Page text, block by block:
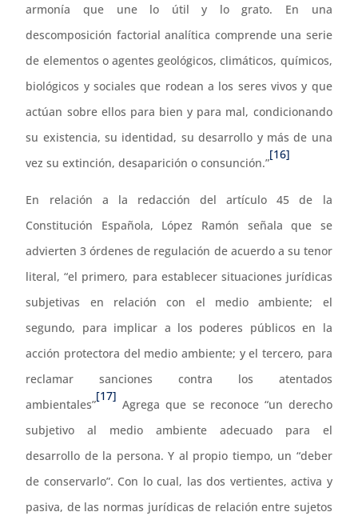
armonía que une lo útil y lo grato. En una
descomposición factorial analítica comprende una serie
de elementos o agentes geológicos, climáticos, químicos,
biológicos y sociales que rodean a los seres vivos y que
actúan sobre ellos para bien y para mal, condicionando
su existencia, su identidad, su desarrollo y más de una
vez su extinción, desaparición o consunción.”
[16]
En relación a la redacción del artículo 45 de la
Constitución Española, López Ramón señala que se
advierten 3 órdenes de regulación de acuerdo a su tenor
literal, “el primero, para establecer situaciones jurídicas
subjetivas en relación con el medio ambiente; el
segundo, para implicar a los poderes públicos en la
acción protectora del medio ambiente; y el tercero, para
reclamar sanciones contra los atentados
ambientales”
[17]
Agrega que se reconoce “un derecho
subjetivo al medio ambiente adecuado para el
desarrollo de la persona. Y al propio tiempo, un “deber
de conservarlo”. Con lo cual, las dos vertientes, activa y
pasiva, de las normas jurídicas de relación entre sujetos